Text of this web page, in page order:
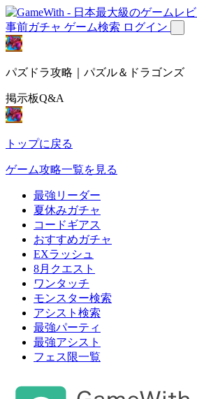
事前ガチャ ゲーム検索 ログイン
パズドラ攻略｜パズル＆ドラゴンズ
掲示板Q&A
トップに戻る
ゲーム攻略一覧を見る
最強リーダー
夏休みガチャ
コードギアス
おすすめガチャ
EXラッシュ
8月クエスト
ワンタッチ
モンスター検索
アシスト検索
最強パーティ
最強アシスト
フェス限一覧